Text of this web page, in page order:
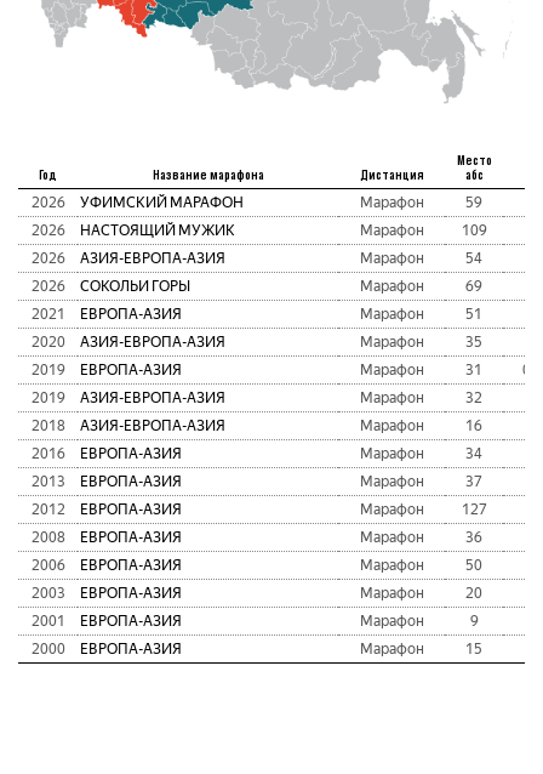
Год Название марафона Дистанция
Место
абс
2026 УФИМСКИЙ МАРАФОН Марафон 59
2026
НАСТОЯЩИЙ МУЖИК Марафон 109
2026
АЗИЯ-ЕВРОПА-АЗИЯ Марафон 54
2026
СОКОЛЬИ ГОРЫ Марафон 69
2021
ЕВРОПА-АЗИЯ Марафон 51
2020
АЗИЯ-ЕВРОПА-АЗИЯ Марафон 35
2019
ЕВРОПА-АЗИЯ Марафон 31
2019
АЗИЯ-ЕВРОПА-АЗИЯ Марафон 32
2018
АЗИЯ-ЕВРОПА-АЗИЯ Марафон 16
2016
ЕВРОПА-АЗИЯ Марафон 34
2013
ЕВРОПА-АЗИЯ Марафон 37
2012
ЕВРОПА-АЗИЯ Марафон 127
2008
ЕВРОПА-АЗИЯ Марафон 36
2006
ЕВРОПА-АЗИЯ Марафон 50
2003
ЕВРОПА-АЗИЯ Марафон 20
2001
ЕВРОПА-АЗИЯ Марафон 9
2000
ЕВРОПА-АЗИЯ Марафон 15